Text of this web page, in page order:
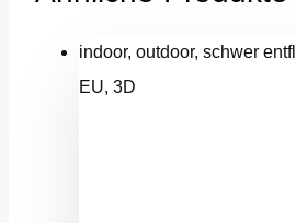
indoor, outdoor, schwer
EU, 3D